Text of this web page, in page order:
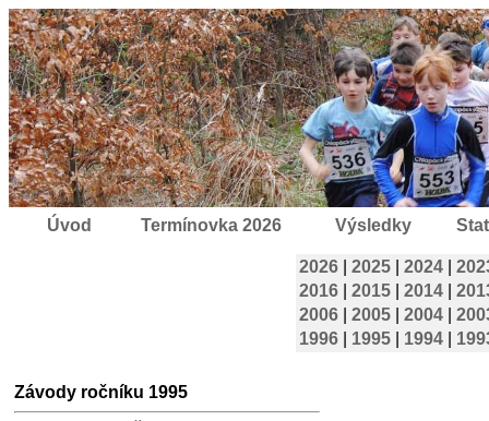
Úvod Termínovka 2026 Výsledky
2026 2025 2024
2016
2015 2014
2006
2005 2004
1996
1995 1994
Závody ročníku 1995